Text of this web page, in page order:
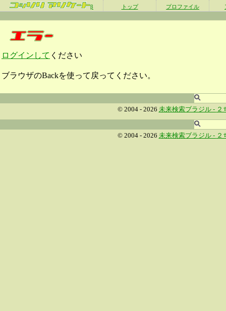
β トップ プロファイル
ログインして ください
ブラウザのBackを使って戻ってください。
© 2004 - 2026 未来検索ブラジル - ２
© 2004 - 2026 未来検索ブラジル - ２